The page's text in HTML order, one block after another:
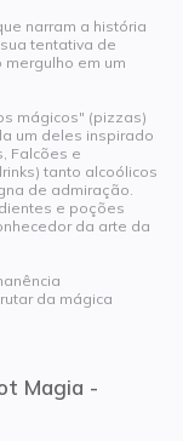
narram a história
tentativa de
em um
mágicos" (pizzas)
um deles inspirado
Falcões e
tanto alcoólicos
de admiração.
e poções
da arte da
da mágica
Magia -